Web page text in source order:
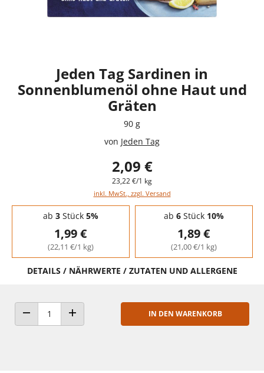
Jeden Tag Sardinen in
Sonnenblumenöl ohne Haut und
Gräten
90 g
von Jeden Tag
2,09 €
23,22 €/1 kg
inkl. MwSt., zzgl. Versand
Staffelpreise - Mengenrabatt
ab 3Stück 5%
1,99 €
(22,11 €/1 kg)
ab 6Stück 10%
1,89 €
(21,00 €/1 kg)
DETAILS / NÄHRWERTE / ZUTATEN UND ALLERGENE
ANZAHL VERRINGERNANZAHL ERHÖHEN
IN DEN WARENKORB